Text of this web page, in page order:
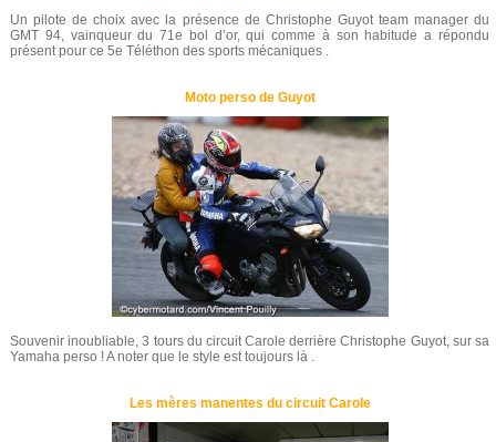
Un pilote de choix avec la présence de Christophe Guyot team manager du
GMT 94, vainqueur du 71e bol d’or, qui comme à son habitude a répondu
présent pour ce 5e Téléthon des sports mécaniques .
Moto perso de Guyot
Souvenir inoubliable, 3 tours du circuit Carole derrière Christophe Guyot, sur sa
Yamaha perso ! A noter que le style est toujours là .
Les mères manentes du circuit Carole